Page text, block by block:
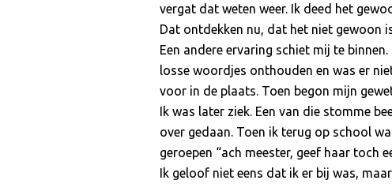
vergat dat weten weer. Ik deed het
Dat ontdekken nu, dat het niet gewoon
Een andere ervaring schiet mij te
losse woordjes onthouden en was er
voor in de plaats. Toen begon mijn
Ik was later ziek. Een van die stomme
over gedaan. Toen ik terug op school
geroepen “ach meester, geef haar toch
Ik geloof niet eens dat ik er bij was,